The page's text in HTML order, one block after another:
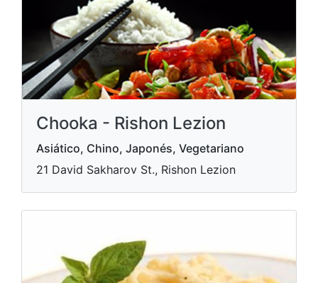
Chooka - Rishon Lezion
Asiático, Chino, Japonés, Vegetariano
21 David Sakharov St., Rishon Lezion